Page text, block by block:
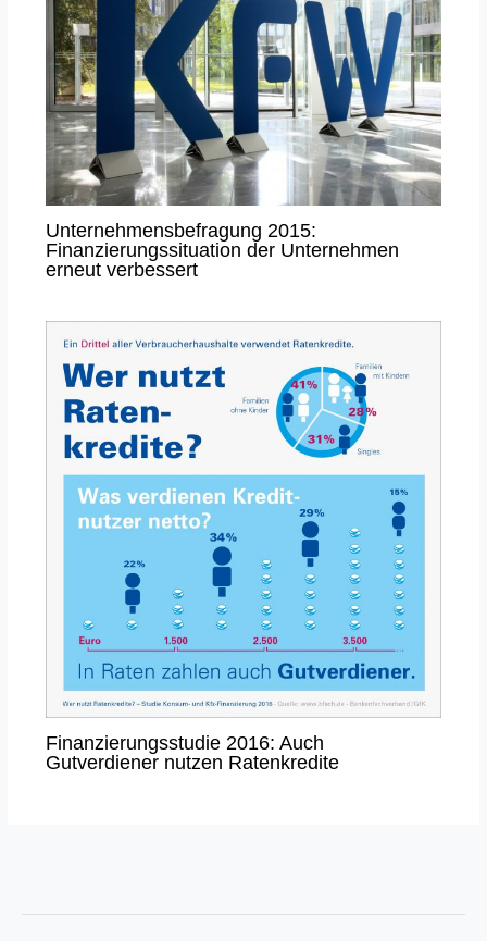
Unternehmensbefragung 2015:
Finanzierungssituation der Unternehmen
erneut verbessert
Finanzierungsstudie 2016: Auch
Gutverdiener nutzen Ratenkredite